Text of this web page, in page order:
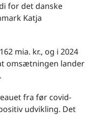
for det danske
Katja
mia. kr., og i 2024
omsætningen lander
fra før covid-
udvikling. Det